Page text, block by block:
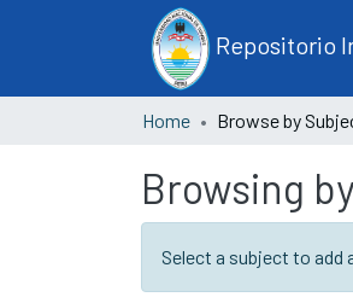
Repositorio
Home Browse by
Browsing
Select a subject to add